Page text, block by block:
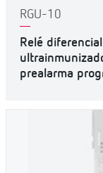
RGU-10
Relé
prealarma